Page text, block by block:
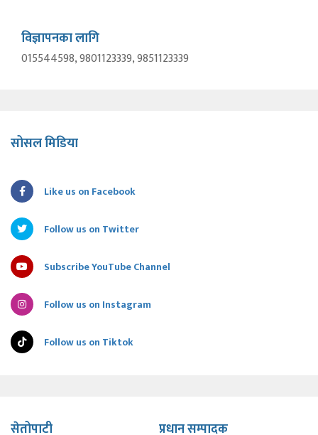
विज्ञापनका लागि
015544598, 9801123339, 9851123339
सोसल मिडिया
Like us on Facebook
Follow us on Twitter
Subscribe YouTube Channel
Follow us on Instagram
Follow us on Tiktok
सेतोपाटी प्रधान सम्पादक